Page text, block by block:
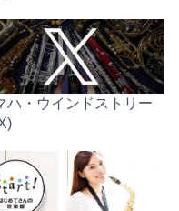
ハ・ウインドストリー